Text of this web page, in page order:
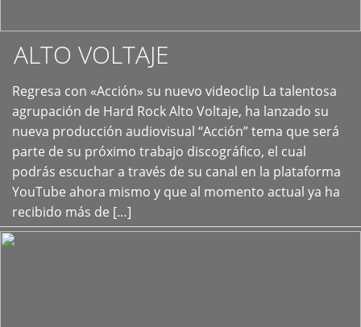
ALTO VOLTAJE
Regresa con «Acción» su nuevo videoclip La talentosa
agrupación de Hard Rock Alto Voltaje, ha lanzado su
nueva producción audiovisual “Acción” tema que será
parte de su próximo trabajo discográfico, el cual
podrás escuchar a través de su canal en la plataforma
YouTube ahora mismo y que al momento actual ya ha
recibido más de […]
+